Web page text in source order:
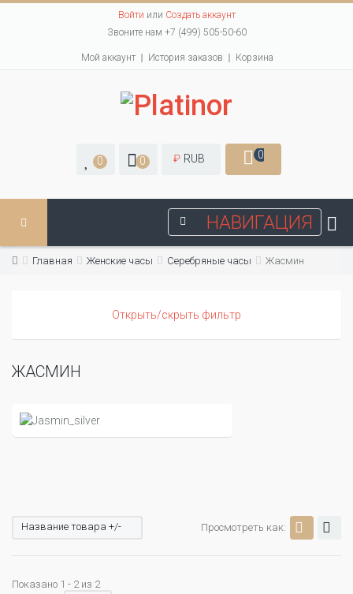
Войти или Создать аккаунт
Звоните нам +7 (499) 505-50-60
Мой аккаунт История заказов Корзина
0 0 ₽ RUB 0
НАВИГАЦИЯ
Главная Женские часы Серебряные часы Жасмин
Открыть/скрыть фильтр
ЖАСМИН
Просмотреть как:
Название товара +/-
Показано 1 - 2 из 2